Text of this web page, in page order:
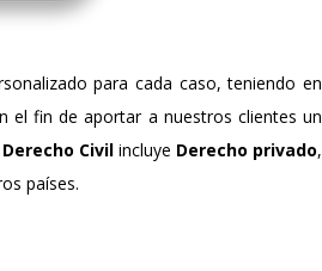
para cada caso, teniendo en
el fin de aportar a nuestros clientes un
Civilincluye Derecho privado,
países.